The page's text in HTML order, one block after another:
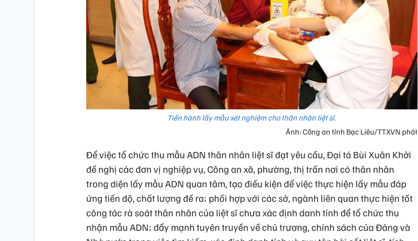
Tiến hành lấy mẫu xét nghiệm cho thân nhân liệt sĩ.
Ảnh: Công an tỉnh Bạc Liêu/TTXVN phát
Để việc tổ chức thu mẫu ADN thân nhân liệt sĩ đạt yêu cầu, Đại tá Bùi Xuân Khởi
đề nghị các đơn vị nghiệp vụ, Công an xã, phường, thị trấn nơi có thân nhân
trong diện lấy mẫu ADN quan tâm, tạo điều kiện để việc thực hiện lấy mẫu đáp
ứng tiến độ, chất lượng đề ra; phối hợp với các sở, ngành liên quan thực hiện tốt
công tác rà soát thân nhân của liệt sĩ chưa xác định danh tính để tổ chức thu
nhận mẫu ADN; đẩy mạnh tuyên truyền về chủ trương, chính sách của Đảng và